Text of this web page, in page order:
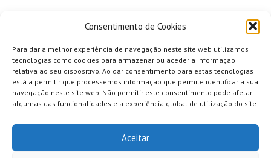
Consentimento de Cookies
Para dar a melhor experiência de navegação neste site web utilizamos
tecnologias como cookies para armazenar ou aceder a informação
relativa ao seu dispositivo. Ao dar consentimento para estas tecnologias
está a permitir que processemos informação que permite identificar a sua
navegação neste site web. Não permitir este consentimento pode afetar
algumas das funcionalidades e a experiência global de utilização do site.
Aceitar